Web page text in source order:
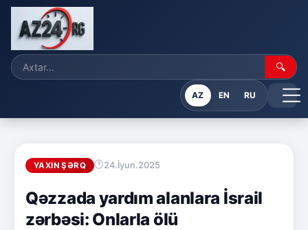
🔍
AZ EN RU
YAXIN ŞƏRQ 24.İyun.2025
Qəzzada yardım alanlara İsrail
zərbəsi: Onlarla ölü